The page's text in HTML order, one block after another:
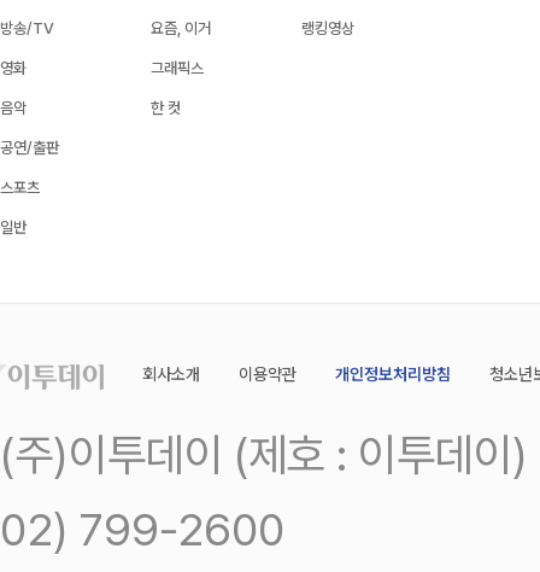
방송/TV
영화
음악
공연/출판
스포츠
일반
요즘, 이거
그래픽스
한 컷
랭킹영상
회사소개 이용약관 개인정보처리방침 청소년
(주)이투데이 (제호 : 이투데
02) 799-2600